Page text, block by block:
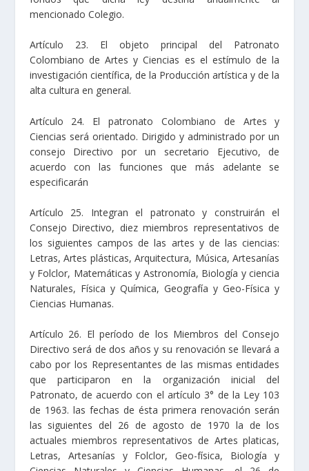
mencionado Colegio.
Artículo 23. El objeto principal del Patronato
Colombiano de Artes y Ciencias es el estímulo de la
investigación científica, de la Producción artística y de la
alta cultura en general.
Artículo 24. El patronato Colombiano de Artes y
Ciencias será orientado. Dirigido y administrado por un
consejo Directivo por un secretario Ejecutivo, de
acuerdo con las funciones que más adelante se
especificarán
Artículo 25. Integran el patronato y construirán el
Consejo Directivo, diez miembros representativos de
los siguientes campos de las artes y de las ciencias:
Letras, Artes plásticas, Arquitectura, Música, Artesanías
y Folclor, Matemáticas y Astronomía, Biología y ciencia
Naturales, Física y Química, Geografía y Geo-Física y
Ciencias Humanas.
Artículo 26. El período de los Miembros del Consejo
Directivo será de dos años y su renovación se llevará a
cabo por los Representantes de las mismas entidades
que participaron en la organización inicial del
Patronato, de acuerdo con el artículo 3° de la Ley 103
de 1963. las fechas de ésta primera renovación serán
las siguientes del 26 de agosto de 1970 la de los
actuales miembros representativos de Artes platicas,
Letras, Artesanías y Folclor, Geo-física, Biología y